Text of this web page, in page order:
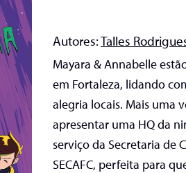
Autores:Talles
Mayara & Annabelle
em Fortaleza, lidando
alegria locais. Mais uma
apresentar uma HQ da
serviço da Secretaria de
SECAFC, perfeita para